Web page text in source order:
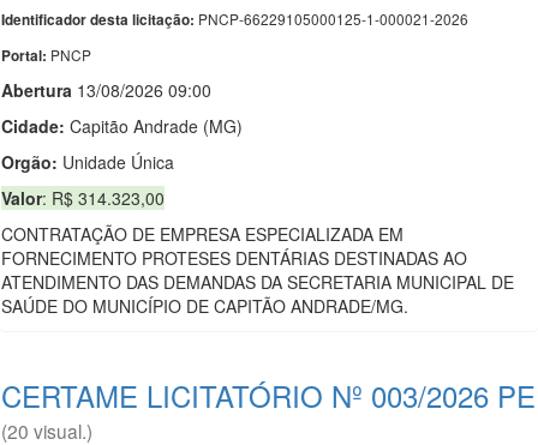
Identificador desta licitação: PNCP-66229105000125-1-000021-2026
Portal: PNCP
Abertura 13/08/2026 09:00
Cidade: Capitão Andrade (MG)
Orgão: Unidade Única
Valor: R$ 314.323,00
CONTRATAÇÃO DE EMPRESA ESPECIALIZADA EM
FORNECIMENTO PROTESES DENTÁRIAS DESTINADAS AO
ATENDIMENTO DAS DEMANDAS DA SECRETARIA MUNICIPAL DE
SAÚDE DO MUNICÍPIO DE CAPITÃO ANDRADE/MG.
CERTAME LICITATÓRIO Nº 003/2026 PE
(20 visual.)